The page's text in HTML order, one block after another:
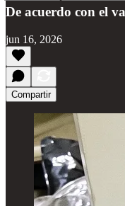
De acuerdo con el
jun 16, 2026
Compartir